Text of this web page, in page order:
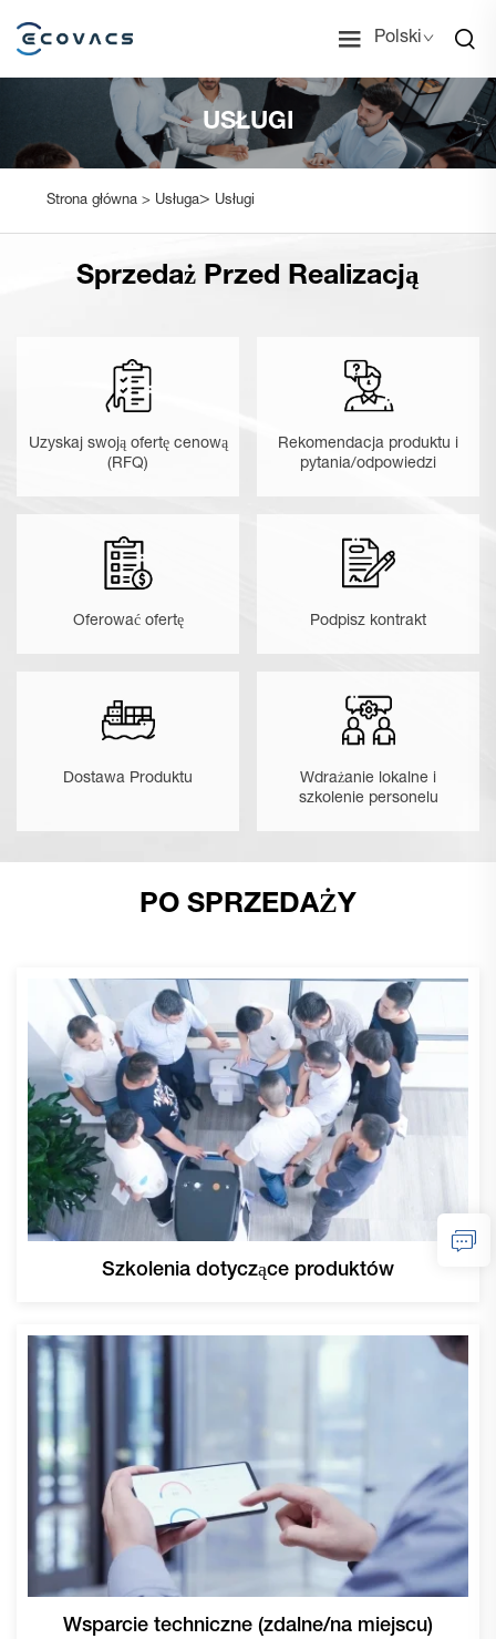
Polski
USŁUGI
Strona główna > Usługa> Usługi
Sprzedaż Przed Realizacją
Uzyskaj swoją ofertę cenową
(RFQ)
Rekomendacja produktu i
pytania/odpowiedzi
Oferować ofertę Podpisz kontrakt
Dostawa Produktu
Wdrażanie lokalne i
szkolenie personelu
PO SPRZEDAŻY
Szkolenia dotyczące produktów
Wsparcie techniczne (zdalne/na miejscu)